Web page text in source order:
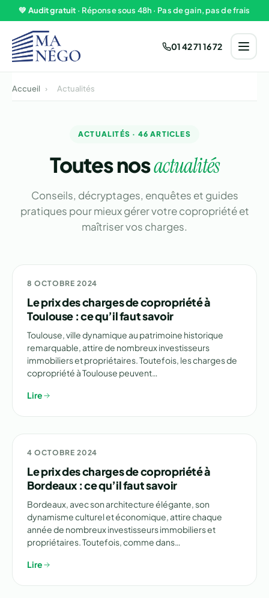
Aller au contenu
💚 Audit gratuit · Réponse sous 48h · Pas de gain, pas de frais
01 42 71 16 72
Accueil › Actualités
ACTUALITÉS · 46 ARTICLES
Toutes nosactualités
Conseils, décryptages, enquêtes et guides
pratiques pour mieux gérer votre copropriété et
maîtriser vos charges.
NON CLASSÉ
8 OCTOBRE 2024
Le prix des charges de copropriété à
Toulouse : ce qu’il faut savoir
Toulouse, ville dynamique au patrimoine historique
remarquable, attire de nombreux investisseurs
immobiliers et propriétaires. Toutefois, les charges de
copropriété à Toulouse peuvent…
Lire
NON CLASSÉ
4 OCTOBRE 2024
Le prix des charges de copropriété à
Bordeaux : ce qu’il faut savoir
Bordeaux, avec son architecture élégante, son
dynamisme culturel et économique, attire chaque
année de nombreux investisseurs immobiliers et
propriétaires. Toutefois, comme dans…
Lire